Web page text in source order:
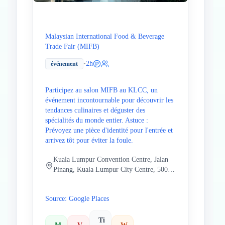
Malaysian International Food & Beverage
Trade Fair (MIFB)
événement •2h
Participez au salon MIFB au KLCC, un
événement incontournable pour découvrir les
tendances culinaires et déguster des
spécialités du monde entier. Astuce :
Prévoyez une pièce d'identité pour l'entrée et
arrivez tôt pour éviter la foule.
Kuala Lumpur Convention Centre, Jalan
Pinang, Kuala Lumpur City Centre, 50088
Source: Google Places
Ti